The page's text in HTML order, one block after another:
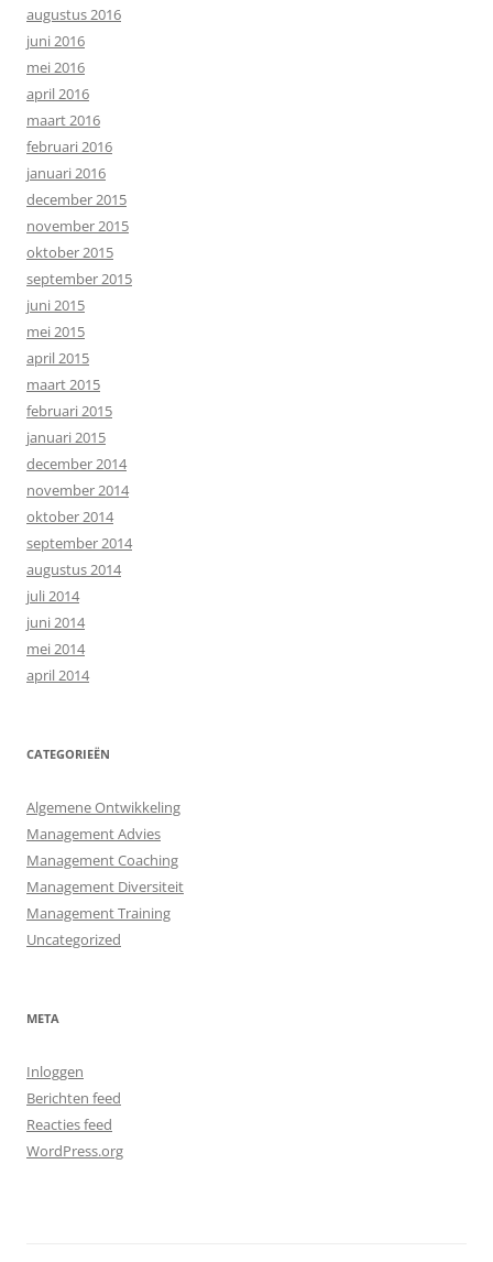
augustus 2016
juni 2016
mei 2016
april 2016
maart 2016
februari 2016
januari 2016
december 2015
november 2015
oktober 2015
september 2015
juni 2015
mei 2015
april 2015
maart 2015
februari 2015
januari 2015
december 2014
november 2014
oktober 2014
september 2014
augustus 2014
juli 2014
juni 2014
mei 2014
april 2014
CATEGORIEËN
Algemene Ontwikkeling
Management Advies
Management Coaching
Management Diversiteit
Management Training
Uncategorized
META
Inloggen
Berichten feed
Reacties feed
WordPress.org